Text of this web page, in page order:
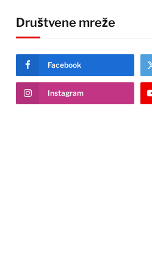
Društvene mreže
Facebook
Instagram